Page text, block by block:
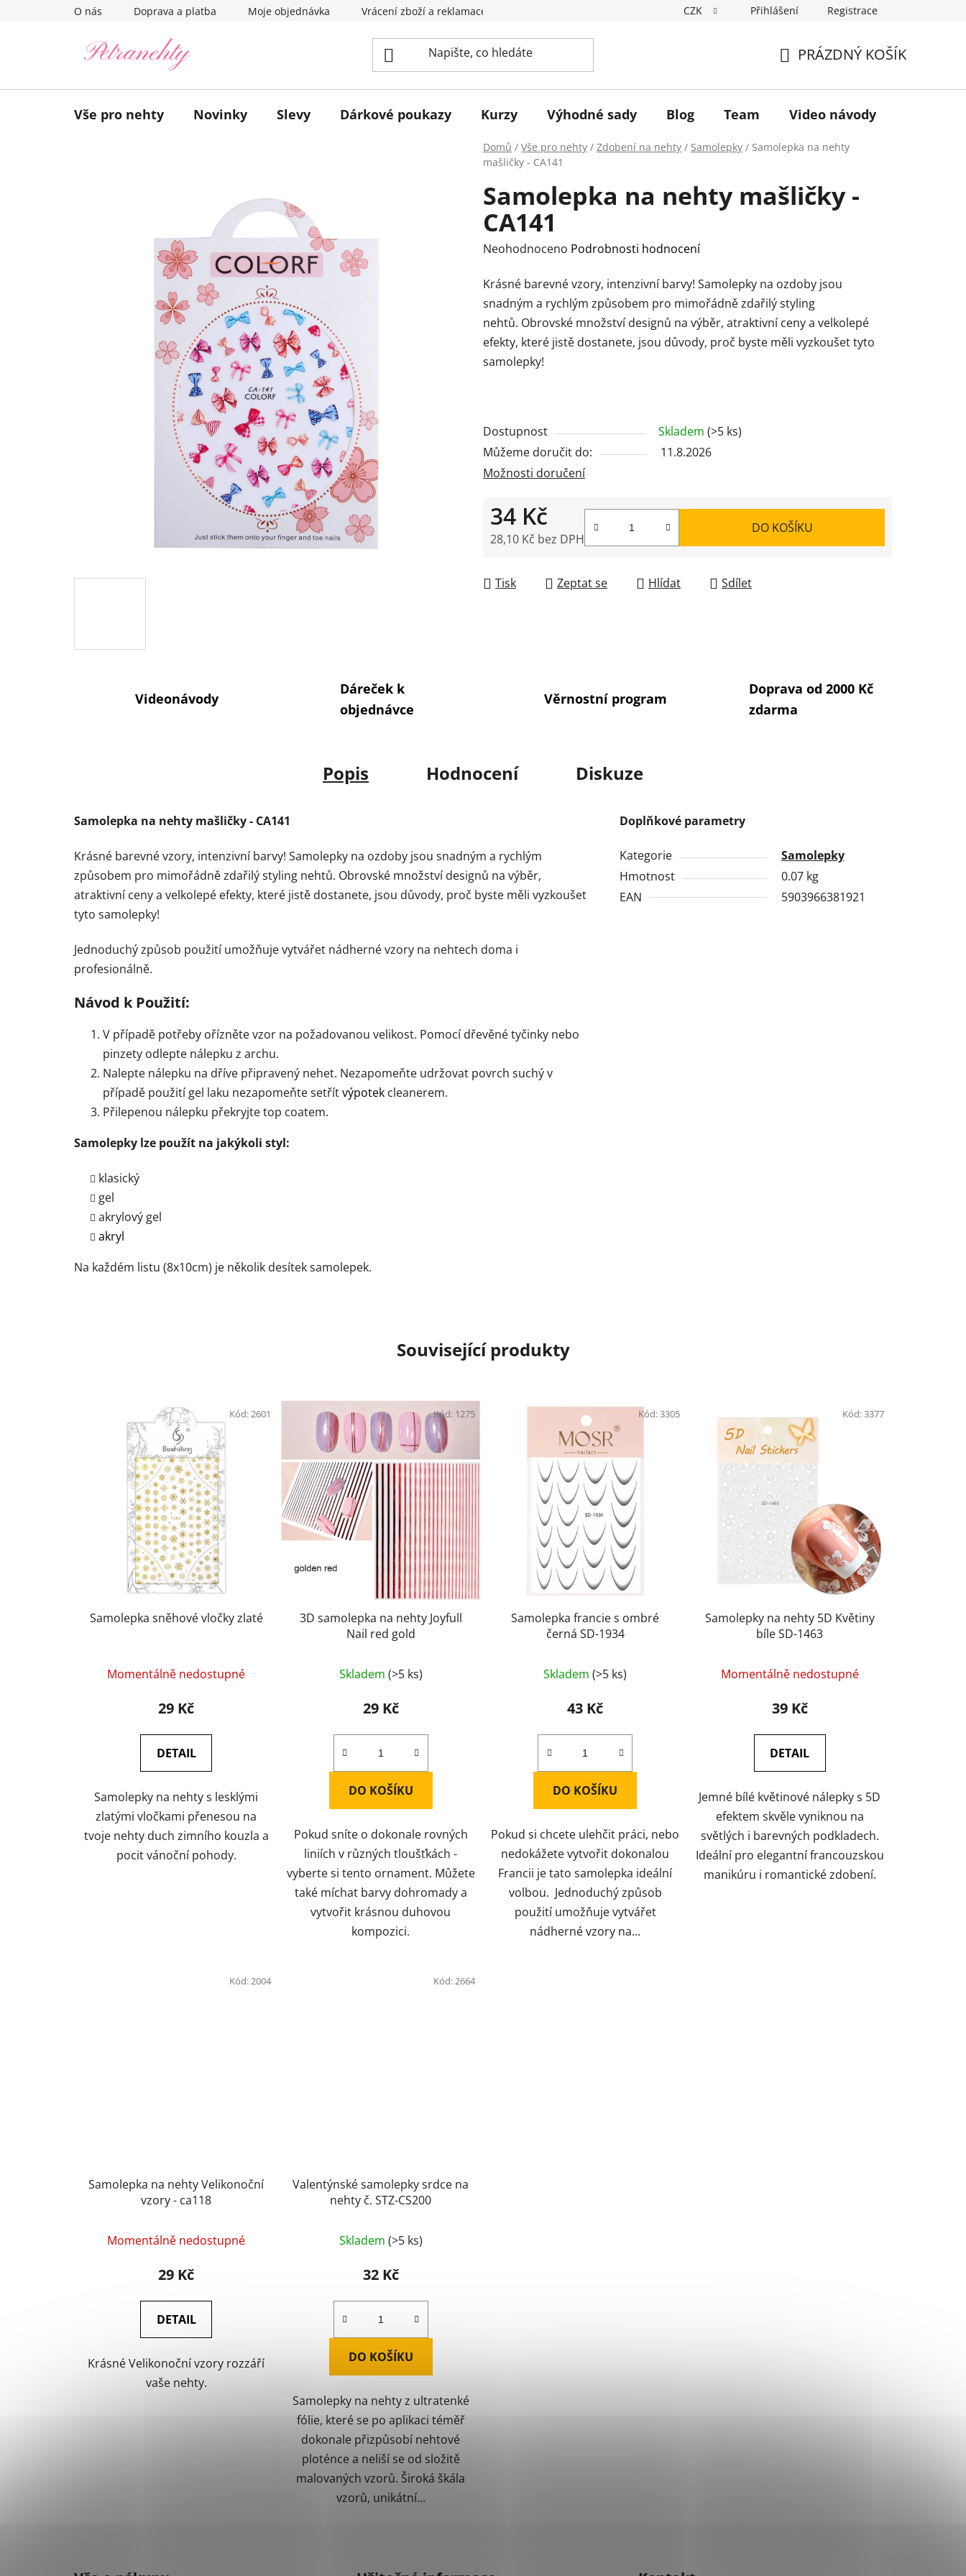
O nás Doprava a platba Moje objednávka Vrácení zboží a reklamace Hodnocení obchodu Podmínky ochrany osobních údajů
CZK Přihlášení Registrace
KOŠÍK
PRÁZDNÝ KOŠÍK
Vše pro nehty Novinky Slevy Dárkové poukazy Kurzy Výhodné sady Blog Team Video návody
Domů / Vše pro nehty / Zdobení na nehty / Samolepky / Samolepka na nehty
mašličky - CA141
Samolepka na nehty mašličky -
CA141
Průměrné
produktu
je
0,0
z
5
Neohodnoceno Podrobnosti hodnocení
Krásné barevné vzory, intenzivní barvy! Samolepky na ozdoby jsou
snadným a rychlým způsobem pro mimořádně zdařilý styling
nehtů. Obrovské množství designů na výběr, atraktivní ceny a velkolepé
efekty, které jistě dostanete, jsou důvody, proč byste měli vyzkoušet tyto
samolepky!
Dostupnost Skladem (>5 ks)
Můžeme doručit do:
11.8.2026
Možnosti doručení
34 Kč
28,10 Kč bez DPH
DO KOŠÍKU
Tisk Zeptat se Hlídat Sdílet
Videonávody
Dáreček k
objednávce
Věrnostní program
Doprava od 2000 Kč
zdarma
Popis Hodnocení Diskuze
Samolepka na nehty mašličky - CA141
Krásné barevné vzory, intenzivní barvy! Samolepky na ozdoby jsou snadným a rychlým
způsobem pro mimořádně zdařilý styling nehtů. Obrovské množství designů na výběr,
atraktivní ceny a velkolepé efekty, které jistě dostanete, jsou důvody, proč byste měli vyzkoušet
tyto samolepky!
Jednoduchý způsob použití umožňuje vytvářet nádherné vzory na nehtech doma i
profesionálně.
Návod k Použití:
V případě potřeby ořízněte vzor na požadovanou velikost. Pomocí dřevěné tyčinky nebo
pinzety odlepte nálepku z archu.
Nalepte nálepku na dříve připravený nehet. Nezapomeňte udržovat povrch suchý v
případě použití gel laku nezapomeňte setřítvýpotek cleanerem.
Přilepenou nálepku překryjte top coatem.
Samolepky lze použít na jakýkoli styl:
klasický
gel
akrylový gel
akryl
Na každém listu (8x10cm) je několik desítek samolepek.
Doplňkové parametry
Kategorie
Samolepky
Hmotnost
0.07 kg
EAN
5903966381921
Související produkty
Samolepka sněhové vločky zlaté
Momentálně nedostupné
29 Kč
DETAIL
Samolepky na nehty s lesklými
zlatými vločkami přenesou na
tvoje nehty duch zimního kouzla a
pocit vánoční pohody.
Kód:2601
3D samolepka na nehty Joyfull
Nail red gold
Skladem (>5 ks)
29 Kč
DO KOŠÍKU
Pokud sníte o dokonale rovných
liniích v různých tloušťkách -
vyberte si tento ornament. Můžete
také míchat barvy dohromady a
vytvořit krásnou duhovou
kompozici.
Kód: 1275
Samolepka francie s ombré
černá SD-1934
Skladem(>5 ks)
43 Kč
DO KOŠÍKU
Pokud si chcete ulehčit práci, nebo
nedokážete vytvořit dokonalou
Francii je tato samolepka ideální
volbou. Jednoduchý způsob
použití umožňuje vytvářet
nádherné vzory na...
Kód:3305
Samolepky na nehty 5D Květiny
bíle SD-1463
Momentálně nedostupné
39 Kč
DETAIL
Jemné bílé květinové nálepky s 5D
efektem skvěle vyniknou na
světlých i barevných podkladech.
Ideální pro elegantní francouzskou
manikúru i romantické zdobení.
Kód:3377
Samolepka na nehty Velikonoční
vzory - ca118
Momentálně nedostupné
29 Kč
DETAIL
Krásné Velikonoční vzory rozzáří
vaše nehty.
Kód:2004
Valentýnské samolepky srdce na
nehty č. STZ-CS200
Skladem (>5 ks)
32 Kč
DO KOŠÍKU
Samolepky na nehty z ultratenké
fólie, které se po aplikaci téměř
dokonale přizpůsobí nehtové
ploténce a neliší se od složitě
malovaných vzorů. Široká škála
vzorů, unikátní...
Kód:2664